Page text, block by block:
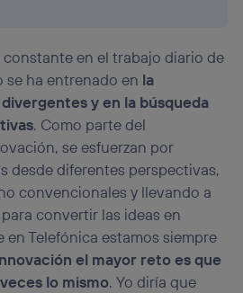
en el trabajo diario de
se ha entrenado en la
y en la búsqueda
. Como parte del
se esfuerzan por
desde diferentes perspectivas,
convencionales y llevando a
convertir las ideas en
en Telefónica estamos siempre
el mayor reto es que
lo mismo. Yo diría que